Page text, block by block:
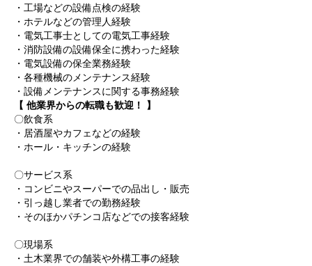
・工場などの設備点検の経験
・ホテルなどの管理人経験
・電気工事士としての電気工事経験
・消防設備の設備保全に携わった経験
・電気設備の保全業務経験
・各種機械のメンテナンス経験
・設備メンテナンスに関する事務経験
【 他業界からの転職も歓迎！ 】
〇飲食系
・居酒屋やカフェなどの経験
・ホール・キッチンの経験
〇サービス系
・コンビニやスーパーでの品出し・販売
・引っ越し業者での勤務経験
・そのほかパチンコ店などでの接客経験
〇現場系
・土木業界での舗装や外構工事の経験